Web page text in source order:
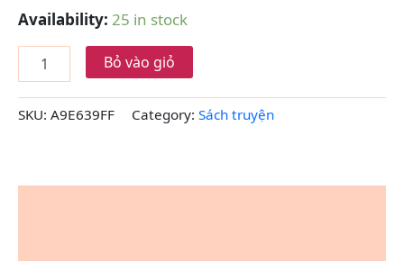
Availability: 25 in stock
Bỏ vào giỏ
SKU: A9E639FF Category: Sách truyện